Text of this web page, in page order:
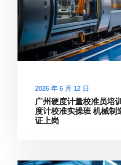
2026 年 6 月 12 日
广州硬度计量校准员培
度计校准实操班 机械制
证上岗